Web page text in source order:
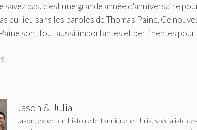
savez pas, c'est une grande année d'anniversaire
eu lieu sans les paroles de Thomas Paine. Ce
sont tout aussi importantes et pertinentes
Jason & Julia
Jason, expert en histoire britannique, et Julia, spécialiste